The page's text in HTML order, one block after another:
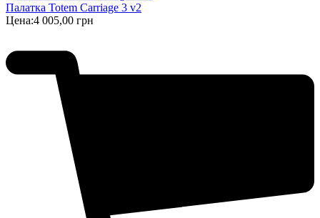
Палатка Totem Carriage 3 v2
Цена:4 005,00 грн